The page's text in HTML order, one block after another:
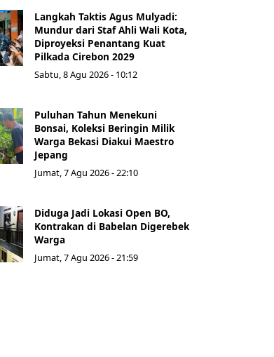
Langkah Taktis Agus Mulyadi:
Mundur dari Staf Ahli Wali Kota,
Diproyeksi Penantang Kuat
Pilkada Cirebon 2029
Sabtu, 8 Agu 2026 - 10:12
Puluhan Tahun Menekuni
Bonsai, Koleksi Beringin Milik
Warga Bekasi Diakui Maestro
Jepang
Jumat, 7 Agu 2026 - 22:10
Diduga Jadi Lokasi Open BO,
Kontrakan di Babelan Digerebek
Warga
Jumat, 7 Agu 2026 - 21:59